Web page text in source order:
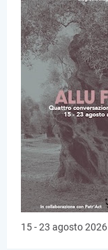
15 - 23 agosto 2026